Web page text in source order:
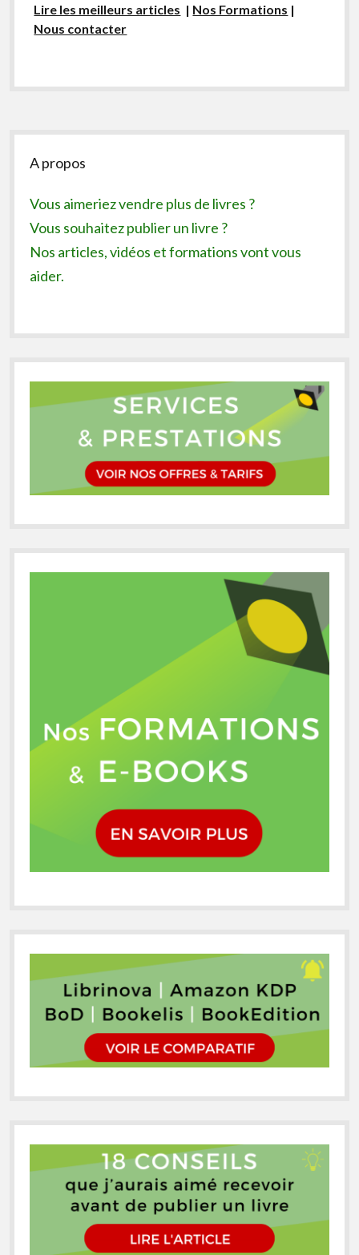
Lire les meilleurs articles | Nos Formations |
Nous contacter
Sidebar
A propos
Vous aimeriez vendre plus de livres ?
Vous souhaitez publier un livre ?
Nos articles, vidéos et formations vont vous
aider.